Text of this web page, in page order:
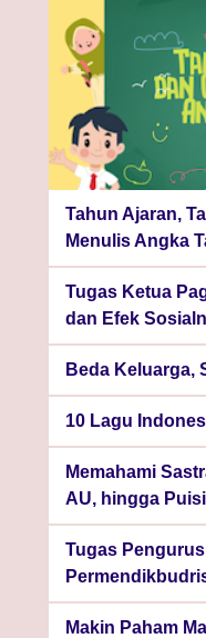
Tahun Ajaran,
Menulis Angka
Tugas Ketua
dan Efek
Beda Keluarga,
10 Lagu
Memahami
AU, hingga
Tugas
Makin Paham